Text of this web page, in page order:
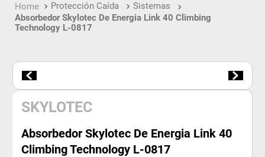
Protección Caída
Sistemas
Absorbedor Skylotec De Energia Link 40 Climbing
Technology L-0817
SKYLOTEC
Absorbedor Skylotec De Energia Link 40
Climbing Technology L-0817
1. botin
5. casco